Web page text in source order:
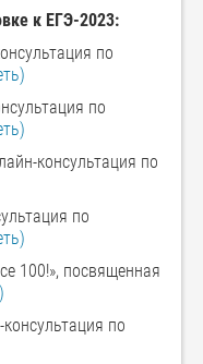
к ЕГЭ-2023:
по
по
консультация по
по
100!», посвященная
по